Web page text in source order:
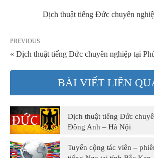
Dịch thuật tiếng Đức chuyên
PREVIOUS
« Dịch thuật tiếng Đức chuyên nghiệp tại
BÀI VIẾT LIÊN
Dịch thuật tiếng Đức
Đông Anh – Hà Nội
Tuyển cộng tác viên –